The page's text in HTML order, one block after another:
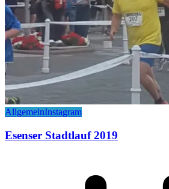
AllgemeinInstagram
Esenser Stadtlauf 2019